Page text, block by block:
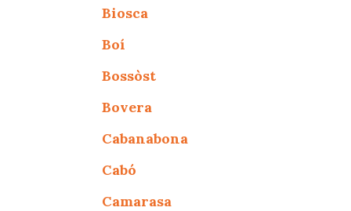
Biosca
Boí
Bossòst
Bovera
Cabanabona
Cabó
Camarasa